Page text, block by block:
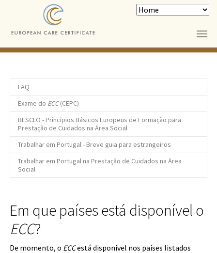
Skip to main content
FAQ
Exame do ECC(CEPC)
BESCLO - Princípios Básicos Europeus de Formação para
Prestação de Cuidados na Área Social
Trabalhar em Portugal - Breve guia para estrangeiros
Trabalhar em Portugal na Prestação de Cuidados na Área
Social
Em que paí­ses está disponí­vel o
ECC?
De momento, o ECCestá disponí­vel nos paí­ses listados